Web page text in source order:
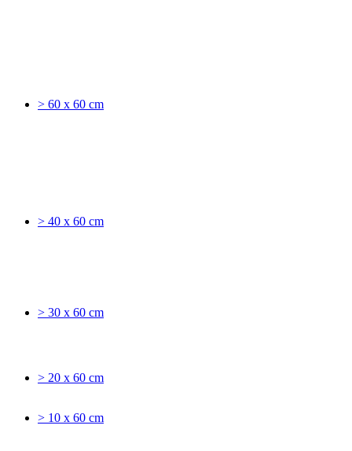
> 60 x 60 cm
> 40 x 60 cm
> 30 x 60 cm
> 20 x 60 cm
> 10 x 60 cm